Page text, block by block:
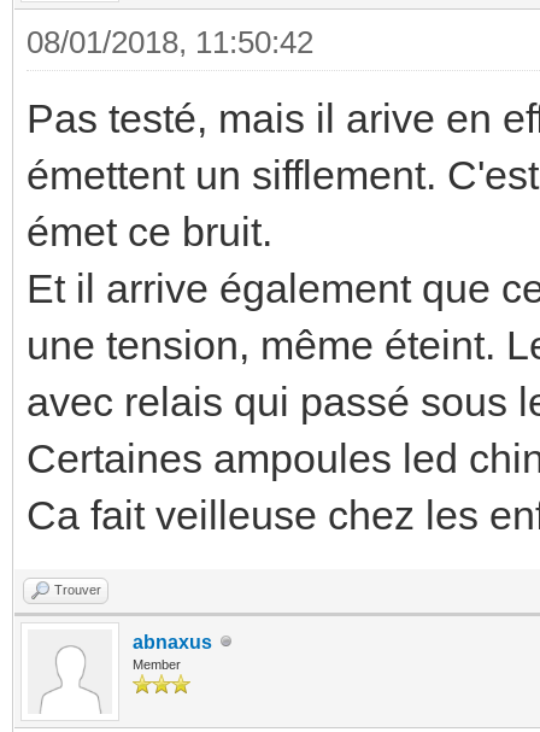
08/01/2018, 11:50:42
Pas testé, mais il arive en
émettent un sifflement.
émet ce bruit.
Et il arrive également que
une tension, même éteint.
avec relais qui passé sous
Certaines ampoules led
Ca fait veilleuse chez les
Trouver
abnaxus
Member